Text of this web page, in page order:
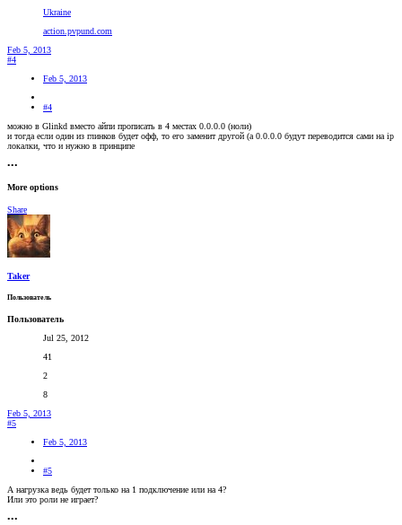
Ukraine
action.pvpund.com
Feb 5, 2013
#4
Feb 5, 2013
#4
можно в Glinkd вместо айпи прописать в 4 местах 0.0.0.0 (ноли)
и тогда если один из глинков будет офф, то его заменит другой (а 0.0.0.0 будутпереводится сами на ip
локалки, что и нужно в принципе
•••
More options
Share
Taker
Пользователь
Пользователь
Jul 25, 2012
41
2
8
Feb 5, 2013
#5
Feb 5, 2013
#5
А нагрузка ведь будет только на 1 подключение или на 4?
Или это роли не играет?
•••